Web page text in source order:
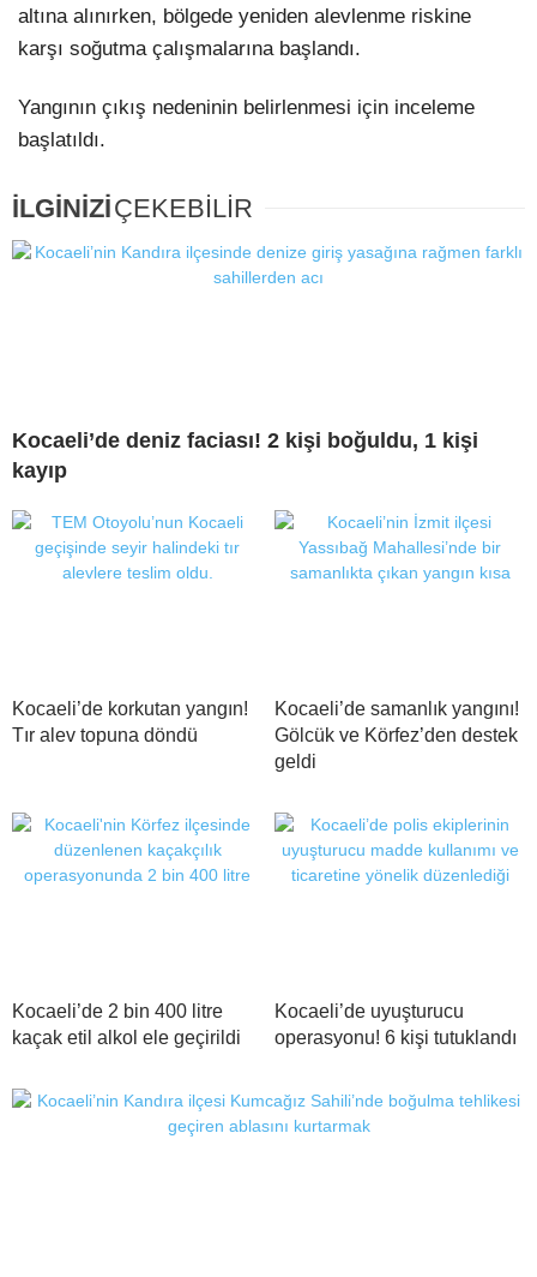
altına alınırken, bölgede yeniden alevlenme riskine
karşı soğutma çalışmalarına başlandı.
Yangının çıkış nedeninin belirlenmesi için inceleme
başlatıldı.
İLGİNİZİÇEKEBİLİR
Kocaeli’de deniz faciası! 2 kişi boğuldu, 1 kişi
kayıp
Kocaeli’de korkutan yangın!
Tır alev topuna döndü
Kocaeli’de samanlık yangını!
Gölcük ve Körfez’den destek
geldi
Kocaeli’de 2 bin 400 litre
kaçak etil alkol ele geçirildi
Kocaeli’de uyuşturucu
operasyonu! 6 kişi tutuklandı